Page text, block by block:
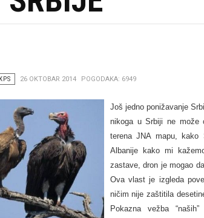
26 OKTOBAR 2014 POGODAKA: 6949
Još jedno ponižavanje
nikoga u Srbiji ne može
terena JNA mapu, kako
Albanije kako mi
zastave, dron je mogao
Ova vlast je izgleda
ničim nije zaštitila
Pokazna vežba